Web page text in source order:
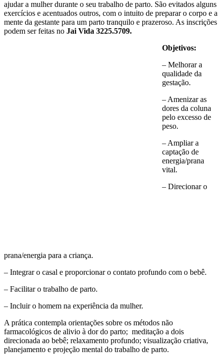
ajudar a mulher durante o seu trabalho de parto. São evitados alguns
exercícios e acentuados outros, com o intuito de preparar o corpo e a
mente da gestante para um parto tranquilo e prazeroso. As inscrições
podem ser feitas no Jai Vida 3225.5709.
Objetivos:
– Melhorar a
qualidade da
gestação.
– Amenizar as
dores da coluna
pelo excesso de
peso.
– Ampliar a
captação de
energia/prana
vital.
– Direcionar o
prana/energia para a criança.
– Integrar o casal e proporcionar o contato profundo com o bebê.
– Facilitar o trabalho de parto.
– Incluir o homem na experiência da mulher.
A prática contempla orientações sobre os métodos não
farmacológicos de alivio à dor do parto; meditação a dois
direcionada ao bebê; relaxamento profundo; visualização criativa,
planejamento e projeção mental do trabalho de parto.